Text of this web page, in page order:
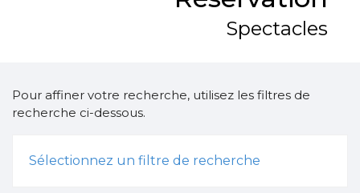
Spectacles
Pour affiner votre recherche, utilisez les filtres de
recherche ci-dessous.
Sélectionnez un filtre de recherche